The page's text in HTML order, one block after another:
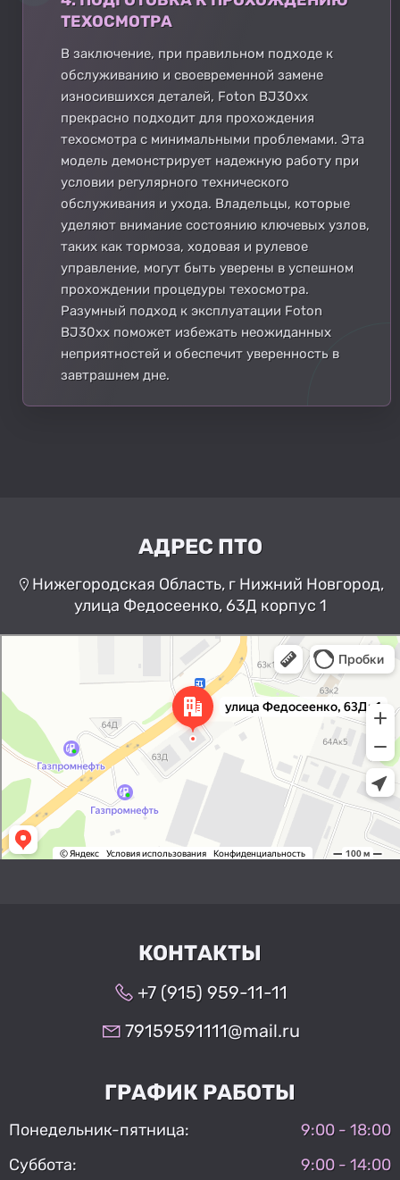
ТЕХОСМОТРА
В заключение, при правильном подходе к
обслуживанию и своевременной замене
износившихся деталей, Foton BJ30xx
прекрасно подходит для прохождения
техосмотра с минимальными проблемами. Эта
модель демонстрирует надежную работу при
условии регулярного технического
обслуживания и ухода. Владельцы, которые
уделяют внимание состоянию ключевых узлов,
таких как тормоза, ходовая и рулевое
управление, могут быть уверены в успешном
прохождении процедуры техосмотра.
Разумный подход к эксплуатации Foton
BJ30xx поможет избежать неожиданных
неприятностей и обеспечит уверенность в
завтрашнем дне.
АДРЕС ПТО
Нижегородская Область, г Нижний Новгород,
улица Федосеенко, 63Д корпус 1
Нижний Новгород
Улица Федосеенко, 63Дк1 —
Яндекс Карты
КОНТАКТЫ
+7 (915) 959-11-11
79159591111@mail.ru
ГРАФИК РАБОТЫ
Понедельник-пятница:
9:00 - 18:00
Суббота:
9:00 - 14:00